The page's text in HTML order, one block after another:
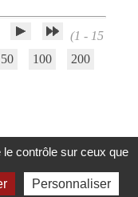
(1 - 15
50 100 200
contrôle sur ceux que
Personnaliser